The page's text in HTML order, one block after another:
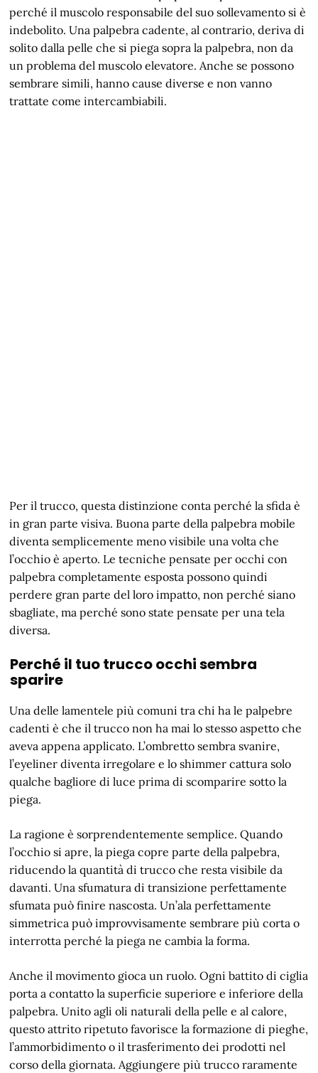
perché il muscolo responsabile del suo sollevamento si è
indebolito. Una palpebra cadente, al contrario, deriva di
solito dalla pelle che si piega sopra la palpebra, non da
un problema del muscolo elevatore. Anche se possono
sembrare simili, hanno cause diverse e non vanno
trattate come intercambiabili.
Per il trucco, questa distinzione conta perché la sfida è
in gran parte visiva. Buona parte della palpebra mobile
diventa semplicemente meno visibile una volta che
l’occhio è aperto. Le tecniche pensate per occhi con
palpebra completamente esposta possono quindi
perdere gran parte del loro impatto, non perché siano
sbagliate, ma perché sono state pensate per una tela
diversa.
Perché il tuo trucco occhi sembra
sparire
Una delle lamentele più comuni tra chi ha le palpebre
cadenti è che il trucco non ha mai lo stesso aspetto che
aveva appena applicato. L’ombretto sembra svanire,
l’eyeliner diventa irregolare e lo shimmer cattura solo
qualche bagliore di luce prima di scomparire sotto la
piega.
La ragione è sorprendentemente semplice. Quando
l’occhio si apre, la piega copre parte della palpebra,
riducendo la quantità di trucco che resta visibile da
davanti. Una sfumatura di transizione perfettamente
sfumata può finire nascosta. Un’ala perfettamente
simmetrica può improvvisamente sembrare più corta o
interrotta perché la piega ne cambia la forma.
Anche il movimento gioca un ruolo. Ogni battito di ciglia
porta a contatto la superficie superiore e inferiore della
palpebra. Unito agli oli naturali della pelle e al calore,
questo attrito ripetuto favorisce la formazione di pieghe,
l’ammorbidimento o il trasferimento dei prodotti nel
corso della giornata. Aggiungere più trucco raramente